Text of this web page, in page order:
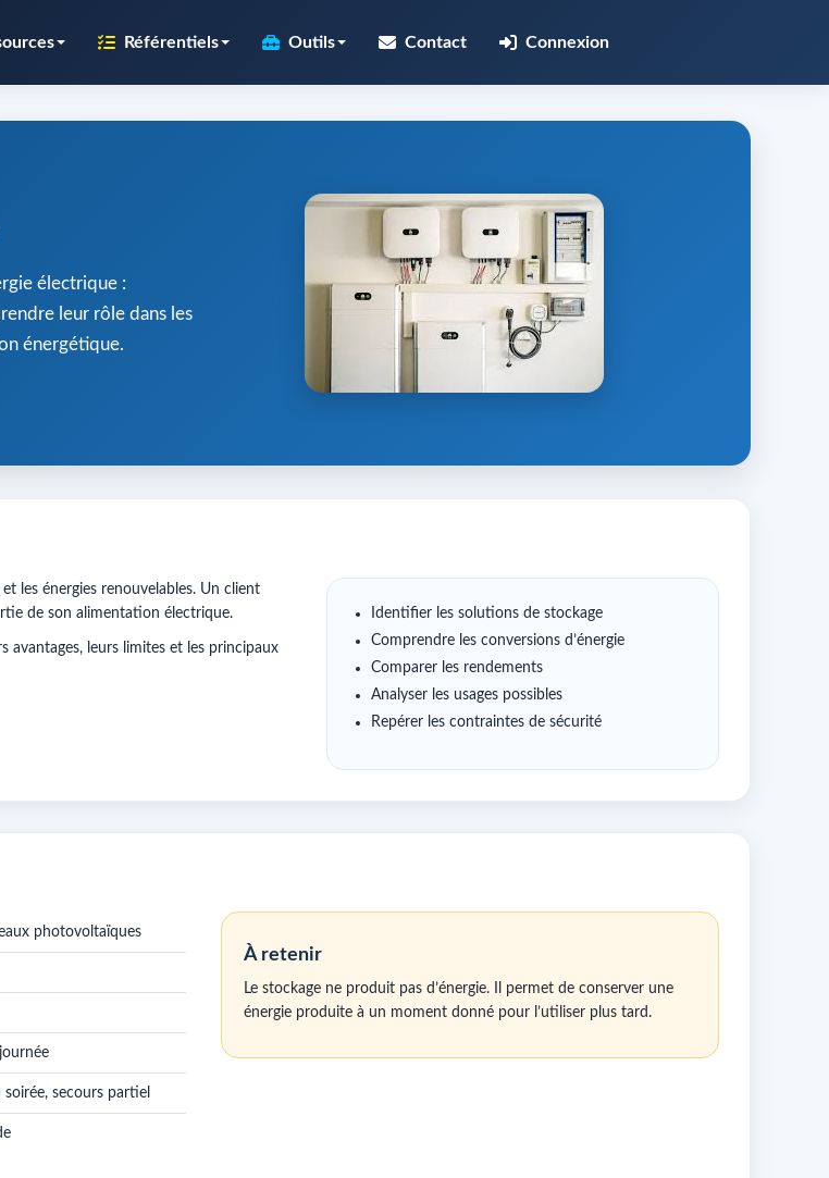
Référentiels Outils Contact Connexion
électrique :
leur rôle dans les
énergétique.
les énergies renouvelables. Un client
de son alimentation électrique.
avantages, leurs limites et les principaux
Identifier les solutions de stockage
Comprendre les conversions d’énergie
Comparer les rendements
Analyser les usages possibles
Repérer les contraintes de sécurité
photovoltaïques
secours partiel
À retenir
Le stockage ne produit pas d’énergie. Il permet de conserver une
énergie produite à un moment donné pour l’utiliser plus tard.